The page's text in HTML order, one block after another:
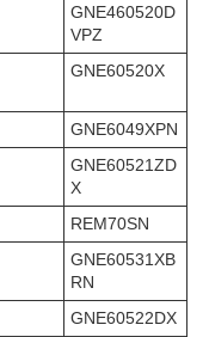
GNE460520D
VPZ
GNE60520X
GNE6049XPN
GNE60521ZD
X
REM70SN
GNE60531XB
RN
GNE60522DX